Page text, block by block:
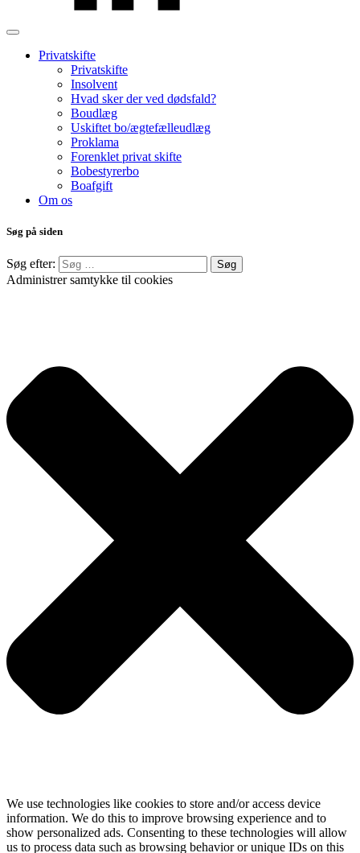
Privatskifte
Privatskifte
Insolvent
Hvad sker der ved dødsfald?
Boudlæg
Uskiftet bo/ægtefælleudlæg
Proklama
Forenklet privat skifte
Bobestyrerbo
Boafgift
Om os
Søg på siden
Søg efter:
Administrer samtykke til cookies
We use technologies like cookies to store and/or access device
information. We do this to improve browsing experience and to
show personalized ads. Consenting to these technologies will allow
us to process data such as browsing behavior or unique IDs on this